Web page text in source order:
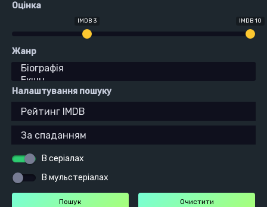
Оцінка
IMDB 3 IMDB 10
Жанр
Налаштування пошуку
В серіалах
В мульстеріалах